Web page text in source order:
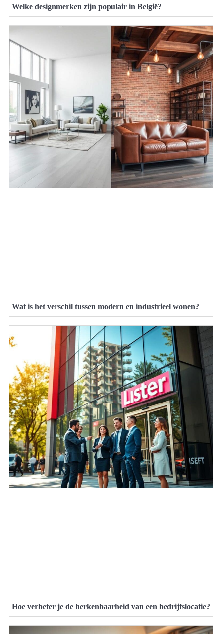
Welke designmerken zijn populair in België?
Wat is het verschil tussen modern en industrieel wonen?
Hoe verbeter je de herkenbaarheid van een bedrijfslocatie?